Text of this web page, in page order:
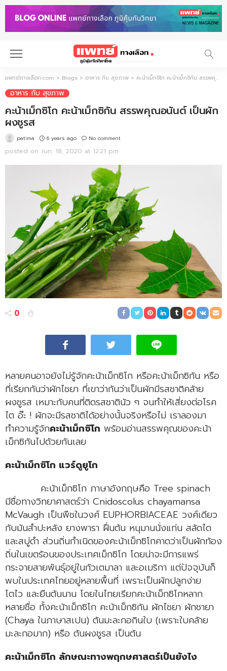
แพทย์ทางเลือก.com > Blogs > อาหาร กับ สุขภาพ > คะน้าเม็กซิโก คะน้าเม็กซิกัน สรรพคุณอนันต์ เป็นผักผงชูรส
อาหาร กับ สุขภาพ
คะน้าเม็กซิโก คะน้าเม็กซิกัน สรรพคุณอนันต์ เป็นผัก
ผงชูรส
patima 6 years ago No comment
posted on Jun. 18, 2020 at 12:21 pm
0
หลายคนอาจยังไม่รู้จักคะน้าเม็กซิโก หรือคะน้าเม็กซิกัน หรือ
ที่เรียกกันว่าผักไชยา ที่เขาว่ากันว่าเป็นผักมีรสชาติคล้าย
ผงชูรส เหมาะกับคนที่ติดรสชาตินัว ๆ จนทำให้เสี่ยงต่อโรค
ไต อ๊ะ ! ผักจะมีรสชาติได้อย่างนั้นจริงหรือไม่ เราลองมา
ทำความรู้จักคะน้าเม็กซิโก พร้อมอ่านสรรพคุณของคะน้า
เม็กซิกันไปด้วยกันเลย
คะน้าเม็กซิโก แวร์ดูยูโก
คะน้าเม็กซิโก ภาษาอังกฤษคือ Tree spinach
มีชื่อทางวิทยาศาสตร์ว่า Cnidoscolus chayamansa
McVaugh เป็นพืชในวงศ์ EUPHORBIACEAE วงศ์เดียว
กับมันสำปะหลัง ยางพารา ฝื่นต้น หนุมานนั่งแท่น สลัดได
และสบู่ดำ ส่วนถิ่นกำเนิดของคะน้าเม็กซิโกคาดว่าเป็นผักท้อง
ถิ่นในเขตร้อนของประเทศเม็กซิโก โดยน่าจะมีการแพร่
กระจายสายพันธุ์อยู่ในกัวเตมาลา และอเมริกา แต่ปัจจุบันก็
พบในประเทศไทยอยู่หลายพื้นที่ เพราะเป็นผักปลูกง่าย
โตไว และยืนต้นนาน โดยในไทยเรียกคะน้าเม็กซิโกหลาก
หลายชื่อ ทั้งคะน้าเม็กซิโก คะน้าเม็กซิกัน ผักไชยา ผักชายา
(Chaya ในภาษาสเปน) ต้นมะละกอกินใบ (เพราะใบคล้าย
มะละกอมาก) หรือ ต้นผงชูรส เป็นต้น
คะน้าเม็กซิโก ลักษณะทางพฤกษศาสตร์เป็นยังไง